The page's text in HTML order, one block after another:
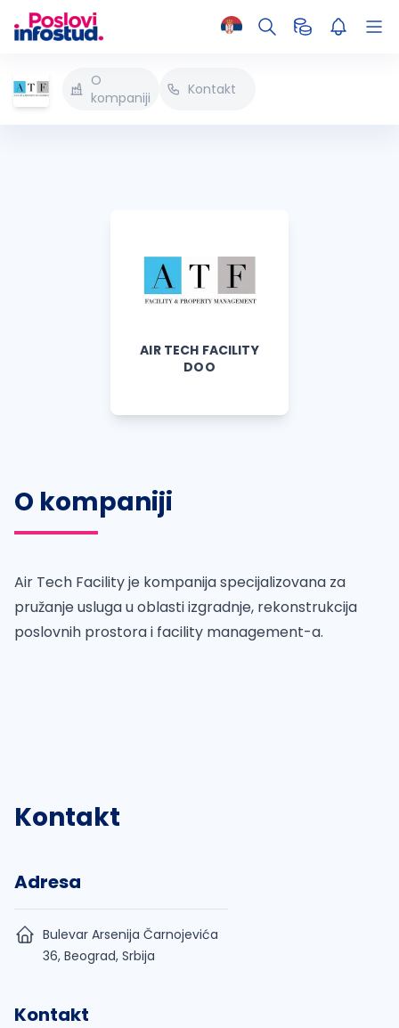
O
kompaniji
Kontakt
AIR TECH FACILITY
DOO
O kompaniji
Air Tech Facility je kompanija specijalizovana za
pružanje usluga u oblasti izgradnje, rekonstrukcija
poslovnih prostora i facility management-a.
Kontakt
Adresa
Bulevar Arsenija Čarnojevića
36, Beograd, Srbija
Kontakt